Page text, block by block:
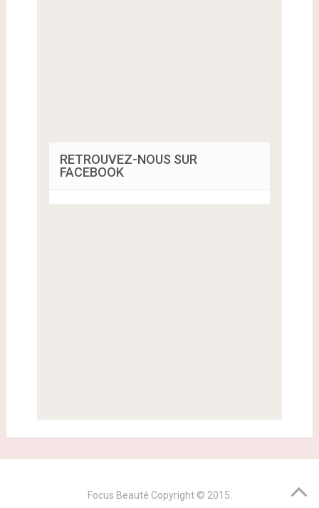
RETROUVEZ-NOUS SUR
FACEBOOK
Focus Beauté Copyright © 2015.